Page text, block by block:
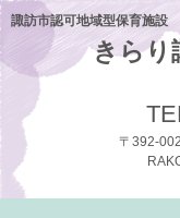
きらり
諏訪市認可地域型保育施設
〒392-